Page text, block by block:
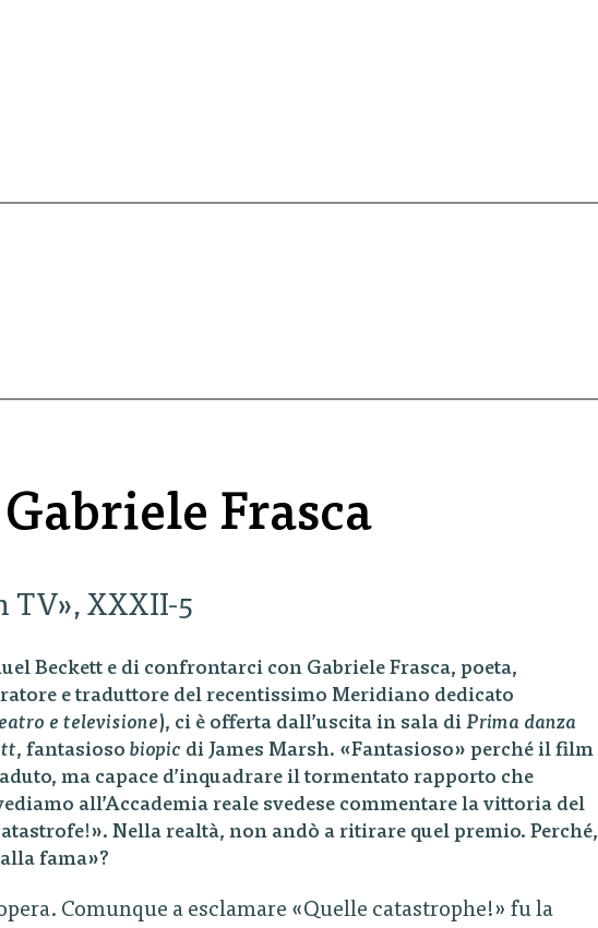
Frasca
TV», XXXII-5
Beckett e di confrontarci con Gabriele Frasca, poeta,
e traduttore del recentissimo Meridiano dedicato
e televisione), ci è offerta dall’uscita in sala di Prima danza
, fantasioso biopic di James Marsh. «Fantasioso» perché il film
ma capace d’inquadrare il tormentato rapporto che
all’Accademia reale svedese commentare la vittoria del
Nella realtà, non andò a ritirare quel premio. Perché,
fama»?
Comunque a esclamare «Quelle catastrophe!» fu la